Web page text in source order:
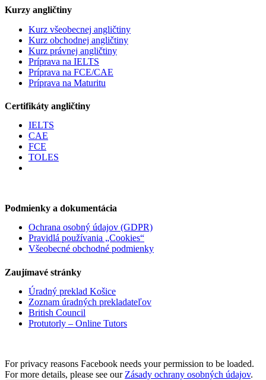
Kurzy angličtiny
Kurz všeobecnej angličtiny
Kurz obchodnej angličtiny
Kurz právnej angličtiny
Príprava na IELTS
Príprava na FCE/CAE
Príprava na Maturitu
Certifikáty angličtiny
IELTS
CAE
FCE
TOLES
Podmienky a dokumentácia
Ochrana osobný údajov (GDPR)
Pravidlá používania „Cookies“
Všeobecné obchodné podmienky
Zaujímavé stránky
Úradný preklad Košice
Zoznam úradných prekladateľov
British Council
Protutorly – Online Tutors
For privacy reasons Facebook needs your permission to be loaded.
For more details, please see our Zásady ochrany osobných údajov.